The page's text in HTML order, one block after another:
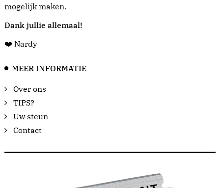
mogelijk maken.
Dank jullie allemaal!
❤️ Nardy
MEER INFORMATIE
Over ons
TIPS?
Uw steun
Contact